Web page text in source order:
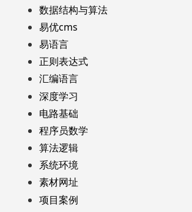
数据结构与算法
易优cms
易语言
正则表达式
汇编语言
深度学习
电路基础
程序员数学
算法逻辑
系统环境
素材网址
项目案例